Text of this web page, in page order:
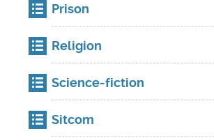
Prison
Religion
Science-fiction
Sitcom